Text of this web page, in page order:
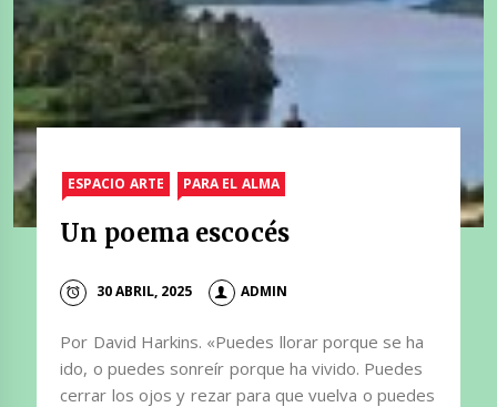
ESPACIO ARTE PARA EL ALMA
Un poema escocés
30 ABRIL, 2025 ADMIN
Por David Harkins. «Puedes llorar porque se ha
ido, o puedes sonreír porque ha vivido. Puedes
cerrar los ojos y rezar para que vuelva o puedes